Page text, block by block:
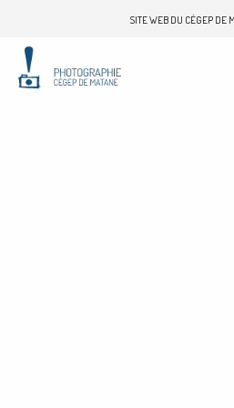
SITE WEB DU CÉGEP DE